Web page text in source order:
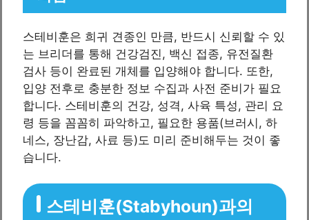
스테비훈은 희귀 견종인 만큼, 반드시 신뢰할 수 있
는 브리더를 통해 건강검진, 백신 접종, 유전질환
검사 등이 완료된 개체를 입양해야 합니다. 또한,
입양 전후로 충분한 정보 수집과 사전 준비가 필요
합니다. 스테비훈의 건강, 성격, 사육 특성, 관리 요
령 등을 꼼꼼히 파악하고, 필요한 용품(브러시, 하
네스, 장난감, 사료 등)도 미리 준비해두는 것이 좋
습니다.
스테비훈(Stabyhoun)과의